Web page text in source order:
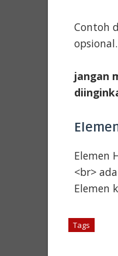
Contoh
opsional.
jangan
Elemen
<br>
Elemen
Tags